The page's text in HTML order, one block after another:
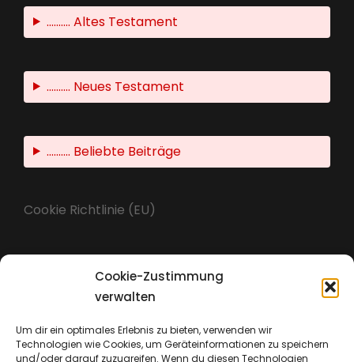
Cookie-Zustimmung
verwalten
Um dir ein optimales Erlebnis zu bieten, verwenden wir
Technologien wie Cookies, um Geräteinformationen zu speichern
und/oder darauf zuzugreifen. Wenn du diesen Technologien
.......... Altes Testament
.......... Neues Testament
.......... Beliebte Beiträge
Cookie Richtlinie (EU)
Datenschutz